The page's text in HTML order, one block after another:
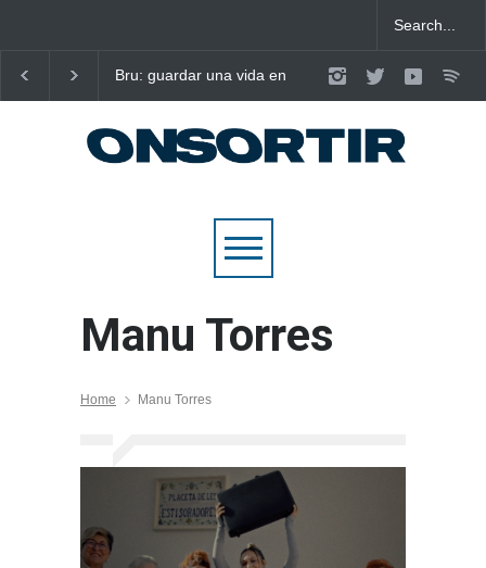
Bru: guardar una vida en
pop emocional
Laura West imposa el
criteri al ritme del
pop de “m’enxules”
Manu Torres
Home Manu Torres